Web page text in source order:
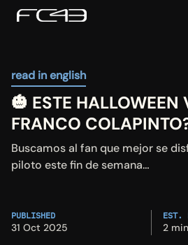
read in english
🎃 ESTE HALLOWEEN
FRANCO
Buscamos al fan que mejor se
piloto este fin de semana…
PUBLISHED
31 Oct 2025
EST.
2 min